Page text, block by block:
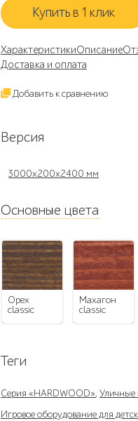
Купить в 1 клик
ХарактеристикиОписание
Доставка и оплата
Добавить к сравнению
Версия
3000х200х2400 мм
Основные цвета
орех
classic
махагон
classic
Теги
Серия «HARDWOOD», Уличные
Игровое оборудование для